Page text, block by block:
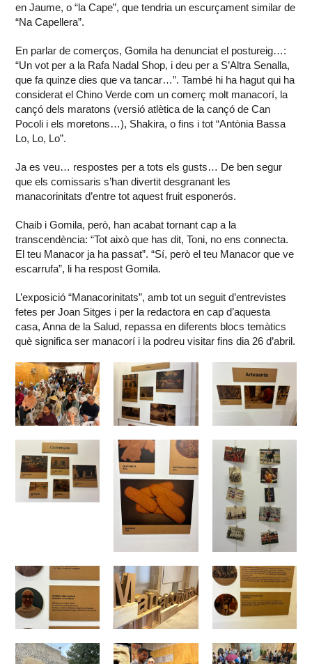
en Jaume, o “la Cape”, que tendria un escurçament similar de
“Na Capellera”.
En parlar de comerços, Gomila ha denunciat el postureig…:
“Un vot per a la Rafa Nadal Shop, i deu per a S’Altra Senalla,
que fa quinze dies que va tancar…”. També hi ha hagut qui ha
considerat el Chino Verde com un comerç molt manacorí, la
cançó dels maratons (versió atlètica de la cançó de Can
Pocoli i els moretons…), Shakira, o fins i tot “Antònia Bassa
Lo, Lo, Lo”.
Ja es veu… respostes per a tots els gusts… De ben segur
que els comissaris s’han divertit desgranant les
manacorinitats d’entre tot aquest fruit esponerós.
Chaib i Gomila, però, han acabat tornant cap a la
transcendència: “Tot això que has dit, Toni, no ens connecta.
El teu Manacor ja ha passat”. “Sí, però el teu Manacor que ve
escarrufa”, li ha respost Gomila.
L’exposició “Manacorinitats”, amb tot un seguit d’entrevistes
fetes per Joan Sitges i per la redactora en cap d’aquesta
casa, Anna de la Salud, repassa en diferents blocs temàtics
què significa ser manacorí i la podreu visitar fins dia 26 d’abril.